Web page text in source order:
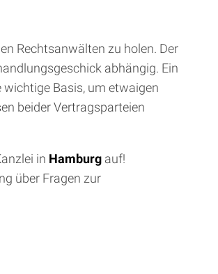
Rechtsanwälten zu holen. Der
abhängig. Ein
Basis, um etwaigen
beider Vertragsparteien
in Hamburg auf!
über Fragen zur